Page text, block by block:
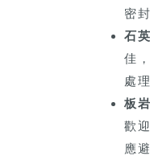
密
石英
佳
處
板岩
歡
應